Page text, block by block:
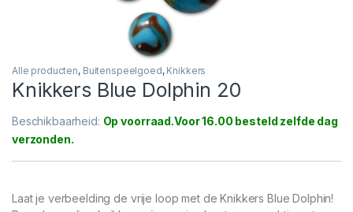
Alle producten, Buitenspeelgoed, Knikkers
Knikkers Blue Dolphin 20
Beschikbaarheid: Op voorraad
Laat je verbeelding de vrije loop met de Knikkers Blue Dolphin!